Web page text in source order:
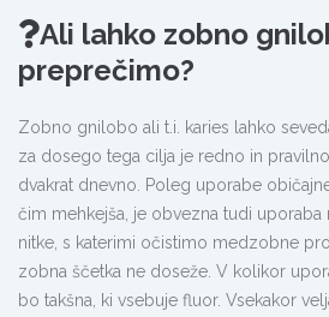
Ali lahko zobno
preprečimo?
Zobno gnilobo ali t.i. karies lahko
za dosego tega cilja je redno in
dvakrat dnevno. Poleg uporabe
čim mehkejša, je obvezna tudi
nitke, s katerimi očistimo medzobne
zobna ščetka ne doseže. V kolikor
bo takšna, ki vsebuje fluor. Vsekakor